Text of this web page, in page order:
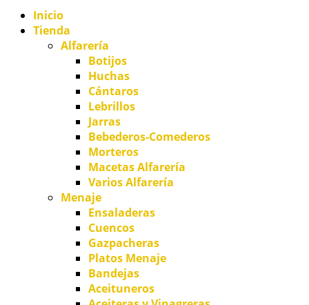
Inicio
Tienda
Alfarería
Botijos
Huchas
Cántaros
Lebrillos
Jarras
Bebederos-Comederos
Morteros
Macetas Alfarería
Varios Alfarería
Menaje
Ensaladeras
Cuencos
Gazpacheras
Platos Menaje
Bandejas
Aceituneros